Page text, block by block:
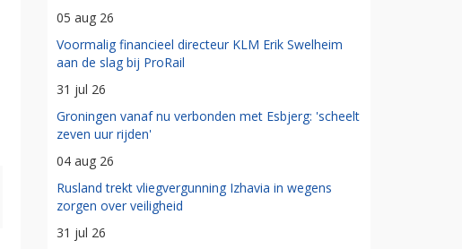
05 aug 26
Voormalig financieel directeur KLM Erik Swelheim
aan de slag bij ProRail
31 jul 26
Groningen vanaf nu verbonden met Esbjerg: 'scheelt
zeven uur rijden'
04 aug 26
Rusland trekt vliegvergunning Izhavia in wegens
zorgen over veiligheid
31 jul 26